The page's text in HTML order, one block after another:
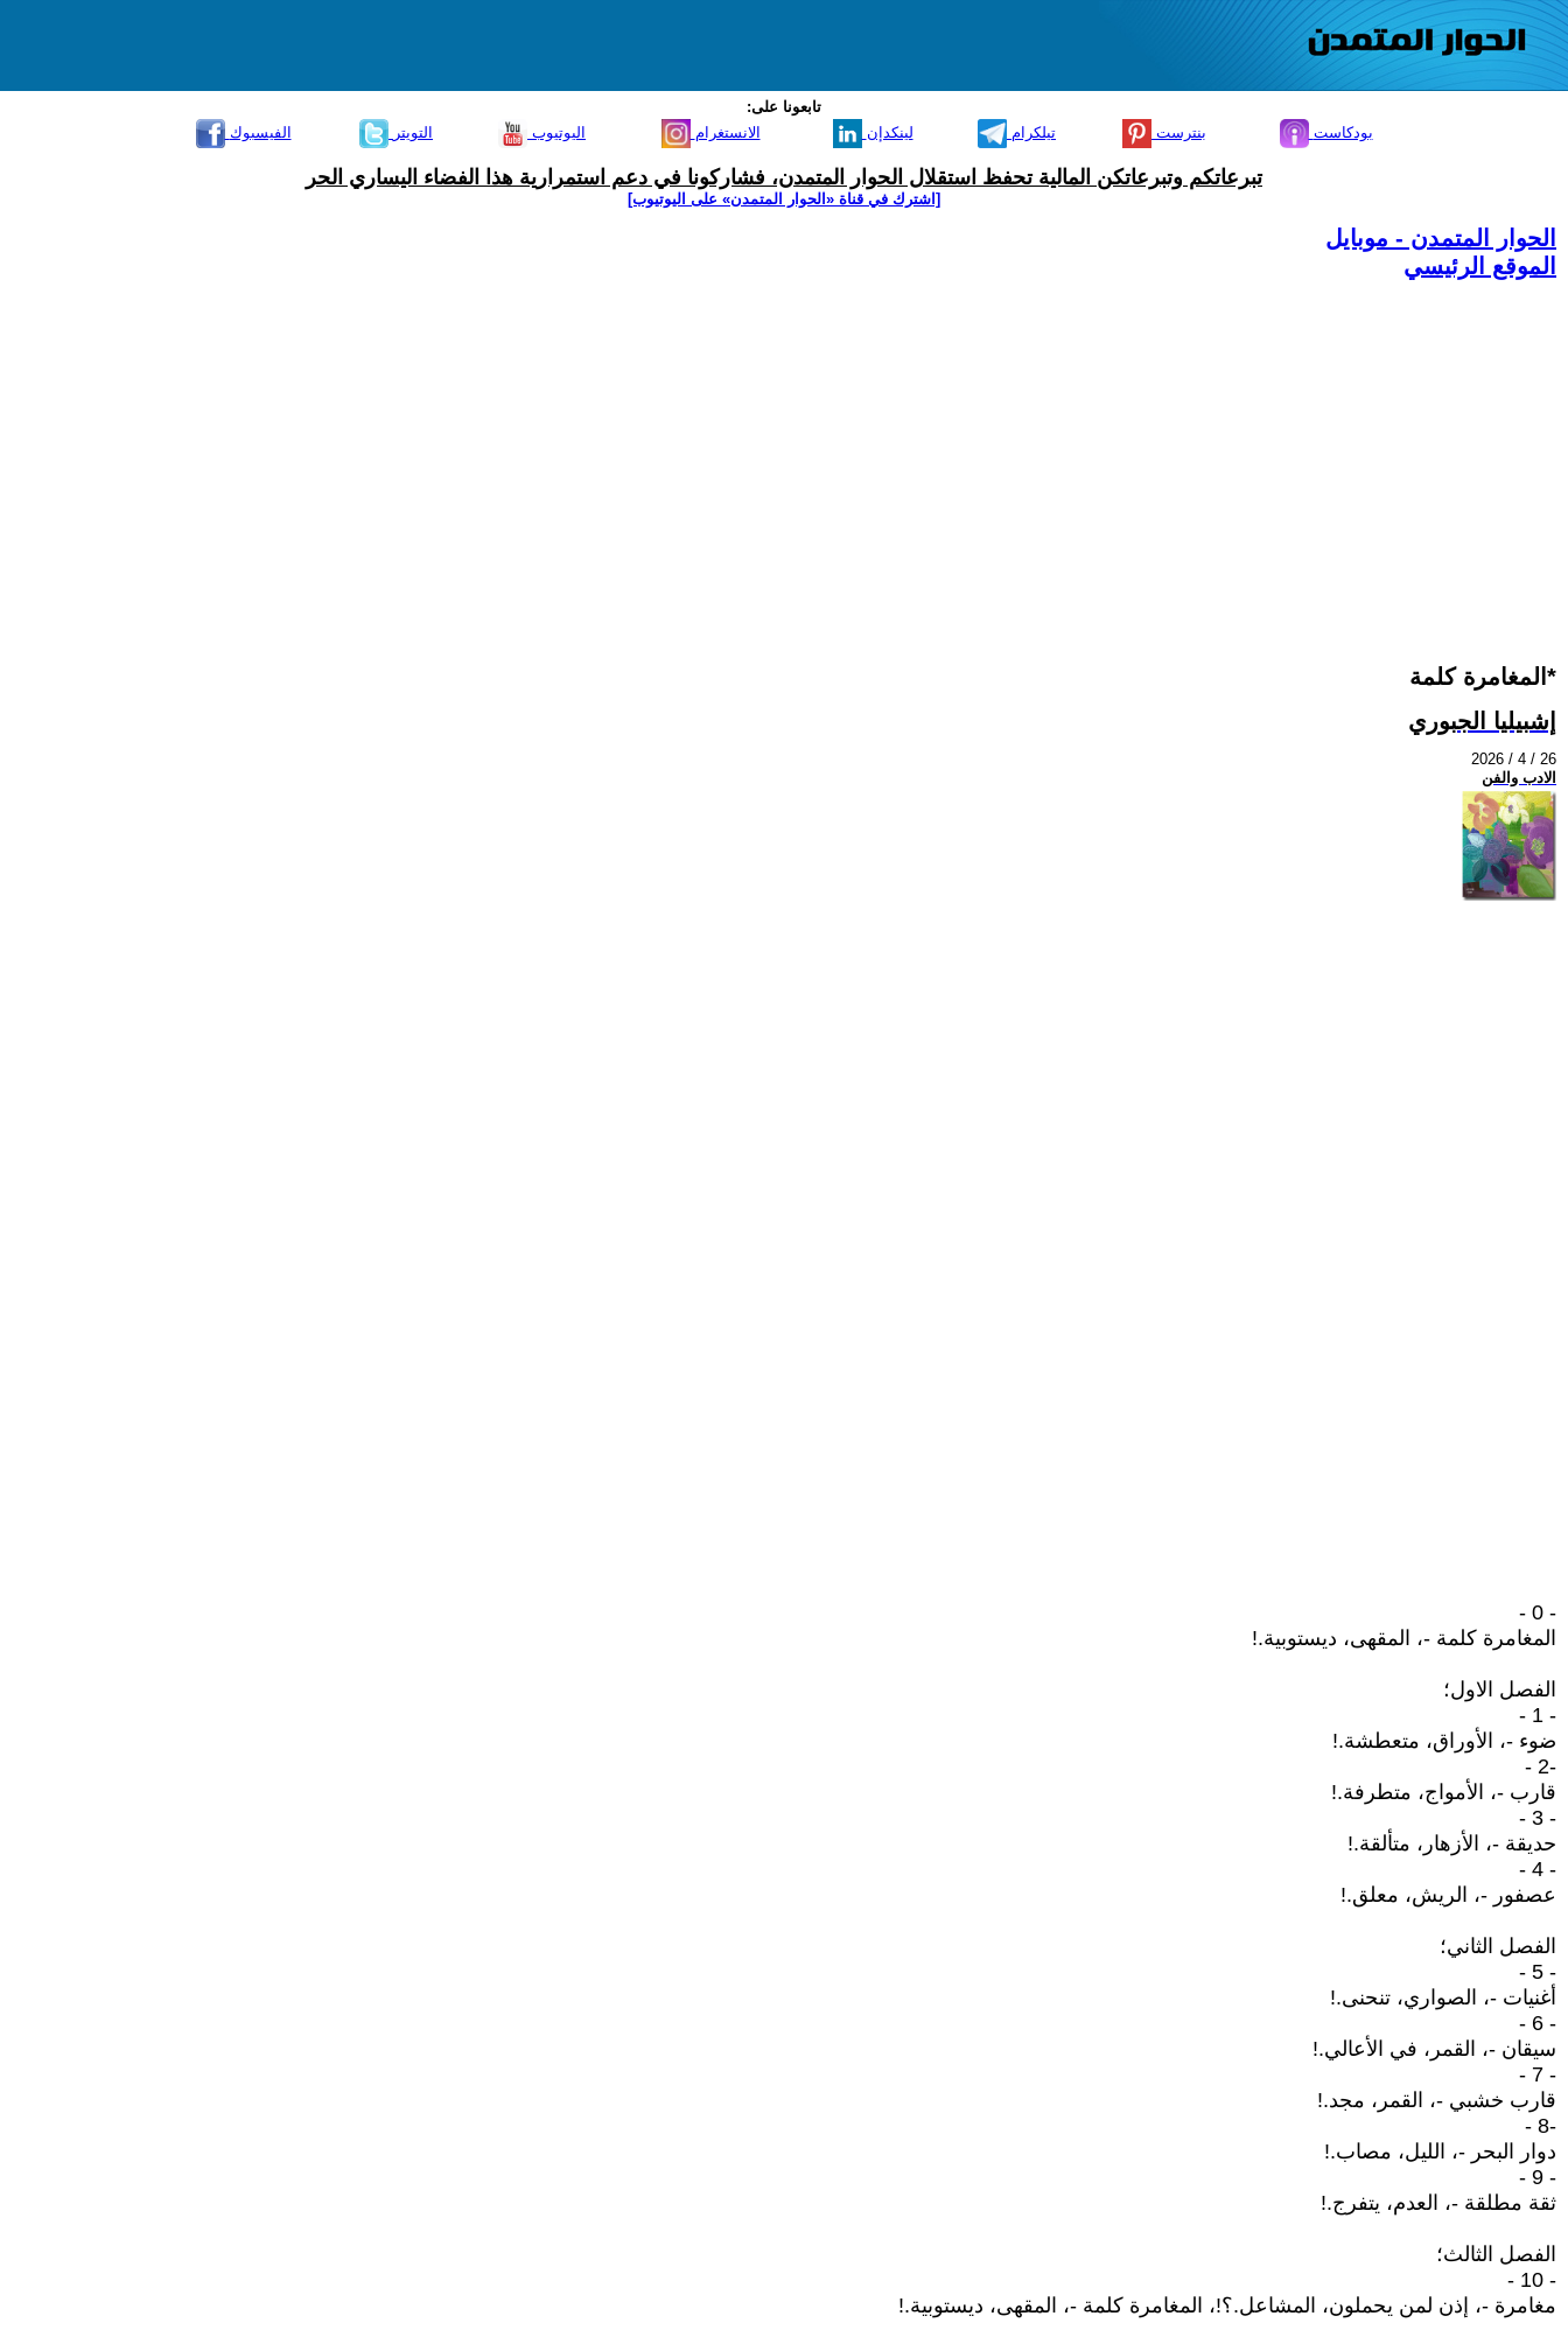
تابعونا على:
الفيسبوك
التويتر اليوتيوب الانستغرام لينكدإن تيلكرام بنترست بودكاست
تبرعاتكم وتبرعاتكن المالية تحفظ استقلال الحوار المتمدن، فشاركونا في دعم استمرارية هذا الفضاء اليساري الحر
[اشترك في قناة ‫«الحوار المتمدن» على اليوتيوب]
الحوار المتمدن - موبايل
الموقع الرئيسي
المغامرة كلمة*
إشبيليا الجبوري
2026 / 4 / 26
الادب والفن
- 0 -
المغامرة كلمة -، المقهى، ديستوبية.!
الفصل الاول؛
- 1 -
ضوء -، الأوراق، متعطشة.!
-2 -
قارب -، الأمواج، متطرفة.!
- 3 -
حديقة -، الأزهار، متألقة.!
- 4 -
عصفور -، الريش، معلق.!
الفصل الثاني؛
- 5 -
أغنيات -، الصواري، تنحنى.!
- 6 -
سيقان -، القمر، في الأعالي.!
- 7 -
قارب خشبي -، القمر، مجد.!
-8 -
دوار البحر -، الليل، مصاب.!
- 9 -
ثقة مطلقة -، العدم، يتفرج.!
الفصل الثالث؛
- 10 -
مغامرة -، إذن لمن يحملون، المشاعل.؟!، المغامرة كلمة -، المقهى، ديستوبية.!